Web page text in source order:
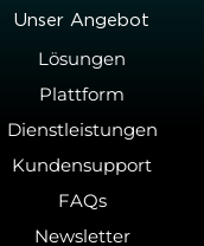
Unser An­ge­bot
Lösungen
Plattform
Dienstleistungen
Kundensupport
FAQs
Newsletter